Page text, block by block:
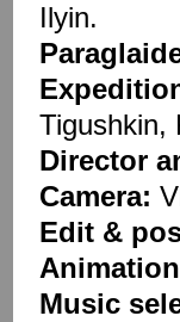
Ilyin.
Tigushkin,
Director
Camera:
Edit &
Music